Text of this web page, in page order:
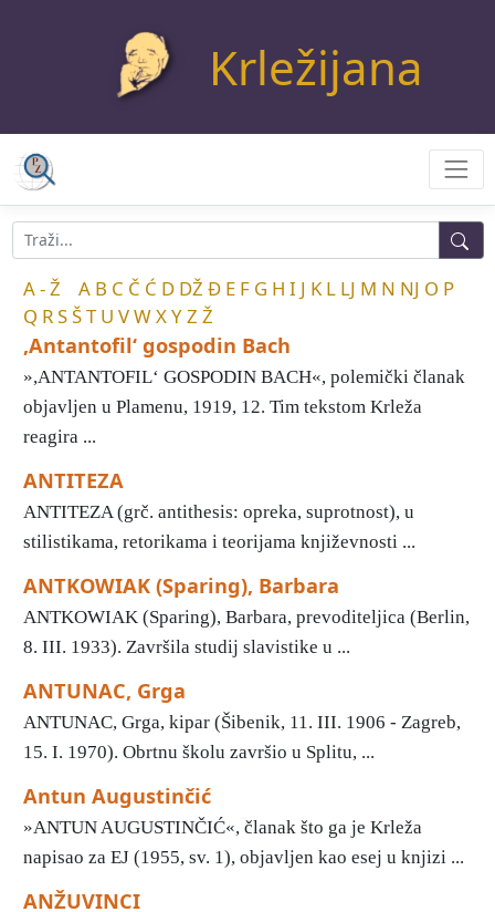
Krležijana
A - Ž A B C Č Ć D DŽ Đ E F G H I J K L LJ M N NJ O P
Q RSŠT U VWXYZ Ž
,Antantofil‘ gospodin Bach
»,ANTANTOFIL‘ GOSPODIN BACH«, polemički članak
objavljen u Plamenu, 1919, 12. Tim tekstom Krleža
reagira ...
ANTITEZA
ANTITEZA (grč. antithesis: opreka, suprotnost), u
stilistikama, retorikama i teorijama književnosti ...
ANTKOWIAK (Sparing), Barbara
ANTKOWIAK (Sparing), Barbara, prevoditeljica (Berlin,
8. III. 1933). Završila studij slavistike u ...
ANTUNAC, Grga
ANTUNAC, Grga, kipar (Šibenik, 11. III. 1906 - Zagreb,
15. I. 1970). Obrtnu školu završio u Splitu, ...
Antun Augustinčić
»ANTUN AUGUSTINČIĆ«, članak što ga je Krleža
napisao za EJ (1955, sv. 1), objavljen kao esej u knjizi ...
ANŽUVINCI